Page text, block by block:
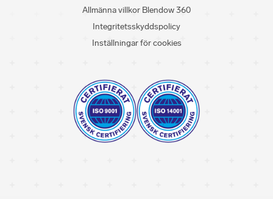
Allmänna villkor Blendow 360
Integritetsskyddspolicy
Inställningar för cookies